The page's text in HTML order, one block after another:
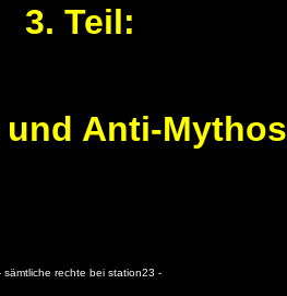
3. Teil:
Anti-Mythos
sämtliche rechte bei station23 -